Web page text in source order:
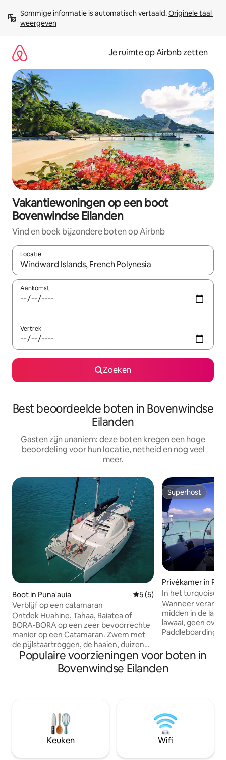
direct
naar
Sommige informatie is automatisch vertaald. Originele taal
weergeven
Je ruimte op Airbnb zetten
Vakantiewoningen op een boot
Bovenwindse Eilanden
Vind en boek bijzondere boten op Airbnb
Locatie
Wanneer er suggesties beschikbaar zijn, maak je een keuze
Aankomst
Vertrek
Zoeken
Best beoordeelde boten in Bovenwindse
Eilanden
Gasten zijn unaniem: deze boten kregen een hoge
beoordeling voor hun locatie, netheid en nog veel
meer.
Boot in Puna'auia Gemiddelde beoordeling
5 (5)
Verblijf op een catamaran
Ontdek Huahine, Tahaa, Raiatea of
BORA-BORA op een zeer bevoorrechte
manier op een Catamaran. Zwem met
de pijlstaartroggen, de haaien, duizend
vissen en maak foto 's ! Ontdek het
strand van Matira etc. Van het noorden
naar het Zuiden is Bora-Bora van jou !
- Volpension, alles inclusief. Geen
verrassingen. Stuur mij een bericht om
een persoonlijke offerte te krijgen.
Korting voor gezinnen en tweede week.
Superhost
Superhost
Privékamer in
In het turquoise
Tahiti in Punaauia
Wanneer
midden in de
lawaai, geen
Paddleboarding
Aangepaste
eilanden
(Moorea/
Populaire voorzieningen voor boten in
Bovenwindse Eilanden
Keuken Wifi